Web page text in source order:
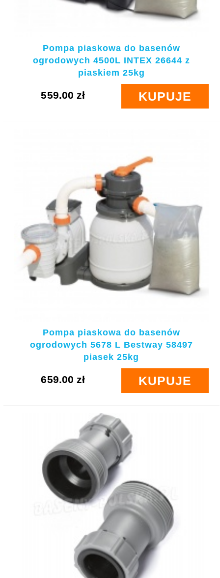
Pompa piaskowa do basenów
ogrodowych 4500L INTEX 26644 z
piaskiem 25kg
KUPUJE
559.00 zł
Pompa piaskowa do basenów
ogrodowych 5678 L Bestway 58497
piasek 25kg
KUPUJE
659.00 zł